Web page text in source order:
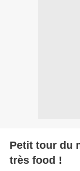
Petit tour du
très food !